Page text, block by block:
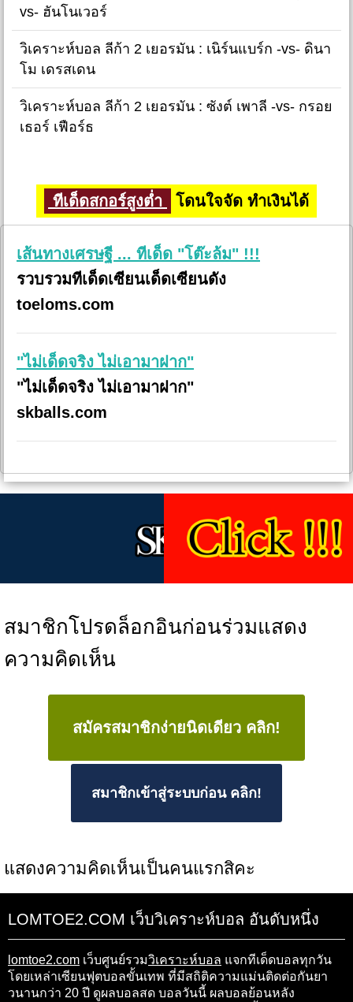
vs- ฮันโนเวอร์
วิเคราะห์บอล ลีก้า 2 เยอรมัน : เนิร์นแบร์ก -vs- ดินา
โม เดรสเดน
วิเคราะห์บอล ลีก้า 2 เยอรมัน : ซังต์ เพาลี -vs- กรอย
เธอร์ เฟือร์ธ
ทีเด็ดสกอร์สูงต่ำ โดนใจจัด ทำเงินได้
เส้นทางเศรษฐี ... ทีเด็ด "โต๊ะล้ม" !!!
รวบรวมทีเด็ดเซียนเด็ดเซียนดัง
toeloms.com
"ไม่เด็ดจริง ไม่เอามาฝาก"
"ไม่เด็ดจริง ไม่เอามาฝาก"
skballs.com
สมาชิกโปรดล็อกอินก่อนร่วมแสดง
ความคิดเห็น
สมัครสมาชิกง่ายนิดเดียว คลิก!
สมาชิกเข้าสู่ระบบก่อน คลิก!
แสดงความคิดเห็นเป็นคนแรกสิคะ
LOMTOE2.COM เว็บวิเคราะห์บอล อันดับหนึ่ง
lomtoe2.com เว็บศูนย์รวมวิเคราะห์บอล แจกทีเด็ดบอลทุกวัน
โดยเหล่าเซียนฟุตบอลขั้นเทพ ที่มีสถิติความแม่นติดต่อกันยา
วนานกว่า 20 ปี ดูผลบอลสด บอลวันนี้ ผลบอลย้อนหลัง